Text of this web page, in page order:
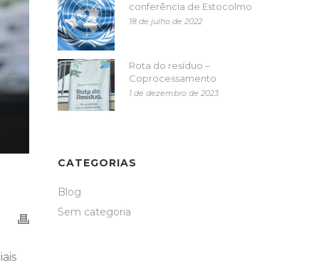
conferência de Estocolmo
18 de julho de 2022
Rota do resíduo –
Coprocessamento
1 de dezembro de 2023
CATEGORIAS
Blog
Sem categoria